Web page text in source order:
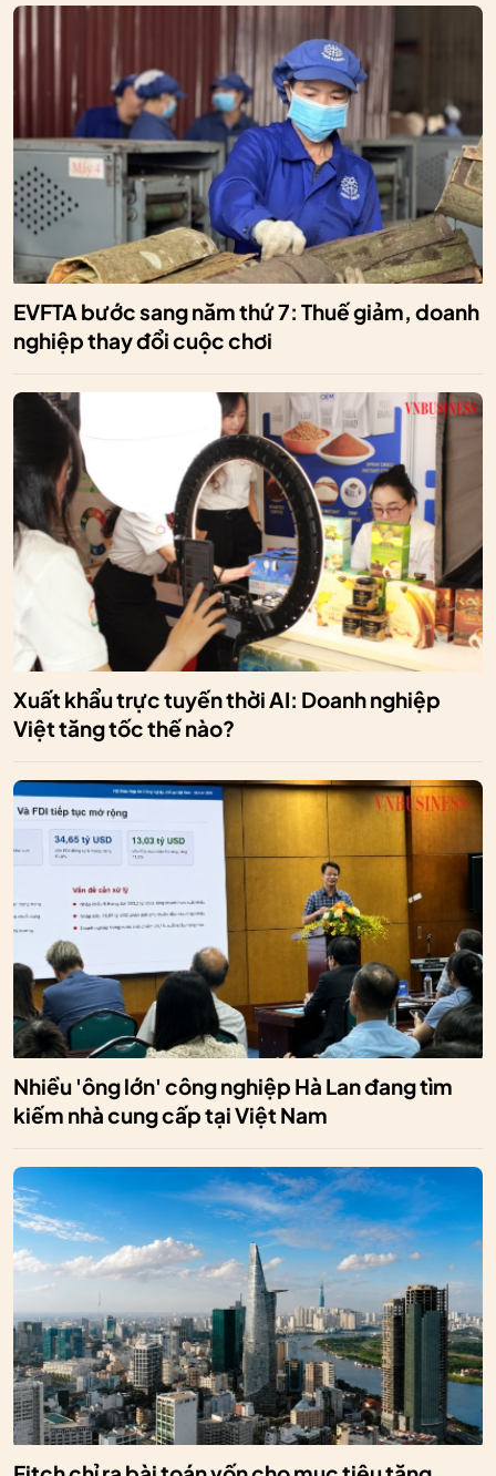
EVFTA bước sang năm thứ 7: Thuế giảm, doanh
nghiệp thay đổi cuộc chơi
Xuất khẩu trực tuyến thời AI: Doanh nghiệp
Việt tăng tốc thế nào?
Nhiều 'ông lớn' công nghiệp Hà Lan đang tìm
kiếm nhà cung cấp tại Việt Nam